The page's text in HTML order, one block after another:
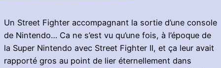
Un Street Fighter accompagnant la sortie d’une console
de Nintendo… Ca ne s’est vu qu’une fois, à l’époque de
la Super Nintendo avec Street Fighter II, et ça leur avait
rapporté gros au point de lier éternellement dans